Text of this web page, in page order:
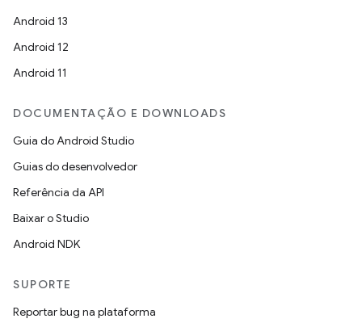
Android 13
Android 12
Android 11
DOCUMENTAÇÃO E DOWNLOADS
Guia do Android Studio
Guias do desenvolvedor
Referência da API
Baixar o Studio
Android NDK
SUPORTE
Reportar bug na plataforma